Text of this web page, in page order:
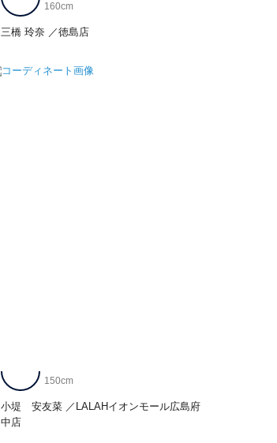
三橋 玲奈 徳島店
160cm
小堤 安友菜
LALAHイオンモール広島府
中店
150cm